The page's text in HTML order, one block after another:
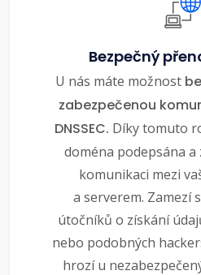
Bezpečný
U nás máte možnost
zabezpečenou
DNSSEC. Díky tomuto
doména podepsána
komunikaci mezi
a serverem. Zamezí
útočníků o získání
nebo podobných
hrozí u